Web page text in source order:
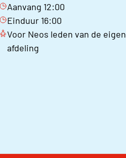
Aanvang 12:00
Einduur 16:00
Voor Neos leden van de eigen
afdeling